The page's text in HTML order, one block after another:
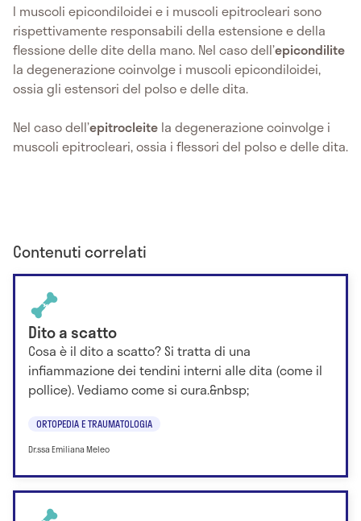
I muscoli epicondiloidei e i muscoli epitrocleari sono
rispettivamente responsabili della estensione e della
flessione delle dite della mano. Nel caso dell’epicondilite
la degenerazione coinvolge i muscoli epicondiloidei,
ossia gli estensori del polso e delle dita.
Nel caso dell’epitrocleite la degenerazione coinvolge i
muscoli epitrocleari, ossia i flessori del polso e delle dita.
Contenuti correlati
Dito a scatto
Cosa è il dito a scatto? Si tratta di una
infiammazione dei tendini interni alle dita (come il
pollice). Vediamo come si cura.&nbsp;
ORTOPEDIA E TRAUMATOLOGIA
Dr.ssa Emiliana Meleo